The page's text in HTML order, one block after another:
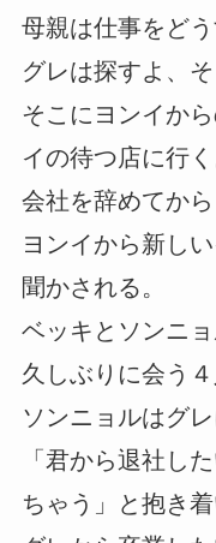
母親は仕事をど
グレは探すよ、
そこにヨンイか
イの待つ店に行く
会社を辞めてから
ヨンイから新し
聞かされる。
ベッキとソンニョ
久しぶりに会う
ソンニョルはグ
「君から退社し
ちゃう」と抱き着